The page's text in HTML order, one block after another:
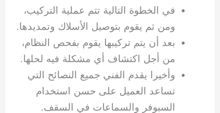
في الخطوة التالية تتم عملية التركيب،
ومن ثم يقوم بتوصيل الأسلاك وتمديدها.
بعد أن يتم تركيبها يقوم بفحص النظام،
من أجل اكتشاف أي مشكلة فيه لحلها.
وأخيرا يقدم الفني جميع النصائح التي
تساعد العميل على حسن استخدام
السبوفر والسماعات في السقف.